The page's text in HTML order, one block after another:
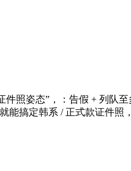
姿态”，：告假 + 列队
搞定韩系 / 正式款证件